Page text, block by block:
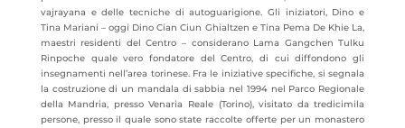
vajrayana e delle tecniche di autoguarigione. Gli iniziatori, Dino e
Tina Mariani – oggi Dino Cian Ciun Ghialtzen e Tina Pema De Khie La,
maestri residenti del Centro – considerano Lama Gangchen Tulku
Rinpoche quale vero fondatore del Centro, di cui diffondono gli
insegnamenti nell’area torinese. Fra le iniziative specifiche, si segnala
la costruzione di un mandala di sabbia nel 1994 nel Parco Regionale
della Mandria, presso Venaria Reale (Torino), visitato da tredicimila
persone, presso il quale sono state raccolte offerte per un monastero